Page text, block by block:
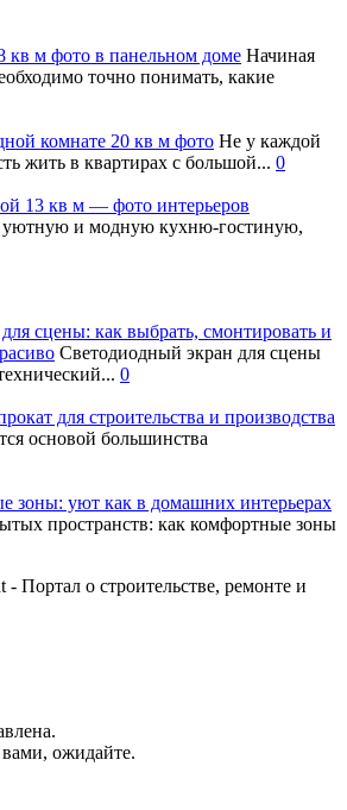
кв м фото в панельном доме Начиная
точно понимать, какие
комнате 20 кв м фото Не у каждой
жить в квартирах с большой... 0
13 кв м — фото интерьеров
уютную и модную кухню-гостиную,
сцены: как выбрать, смонтировать и
Светодиодный экран для сцены
0
для строительства и производства
основой большинства
зоны: уют как в домашних интерьерах
пространств: как комфортные зоны
Портал о строительстве, ремонте и
ожидайте.